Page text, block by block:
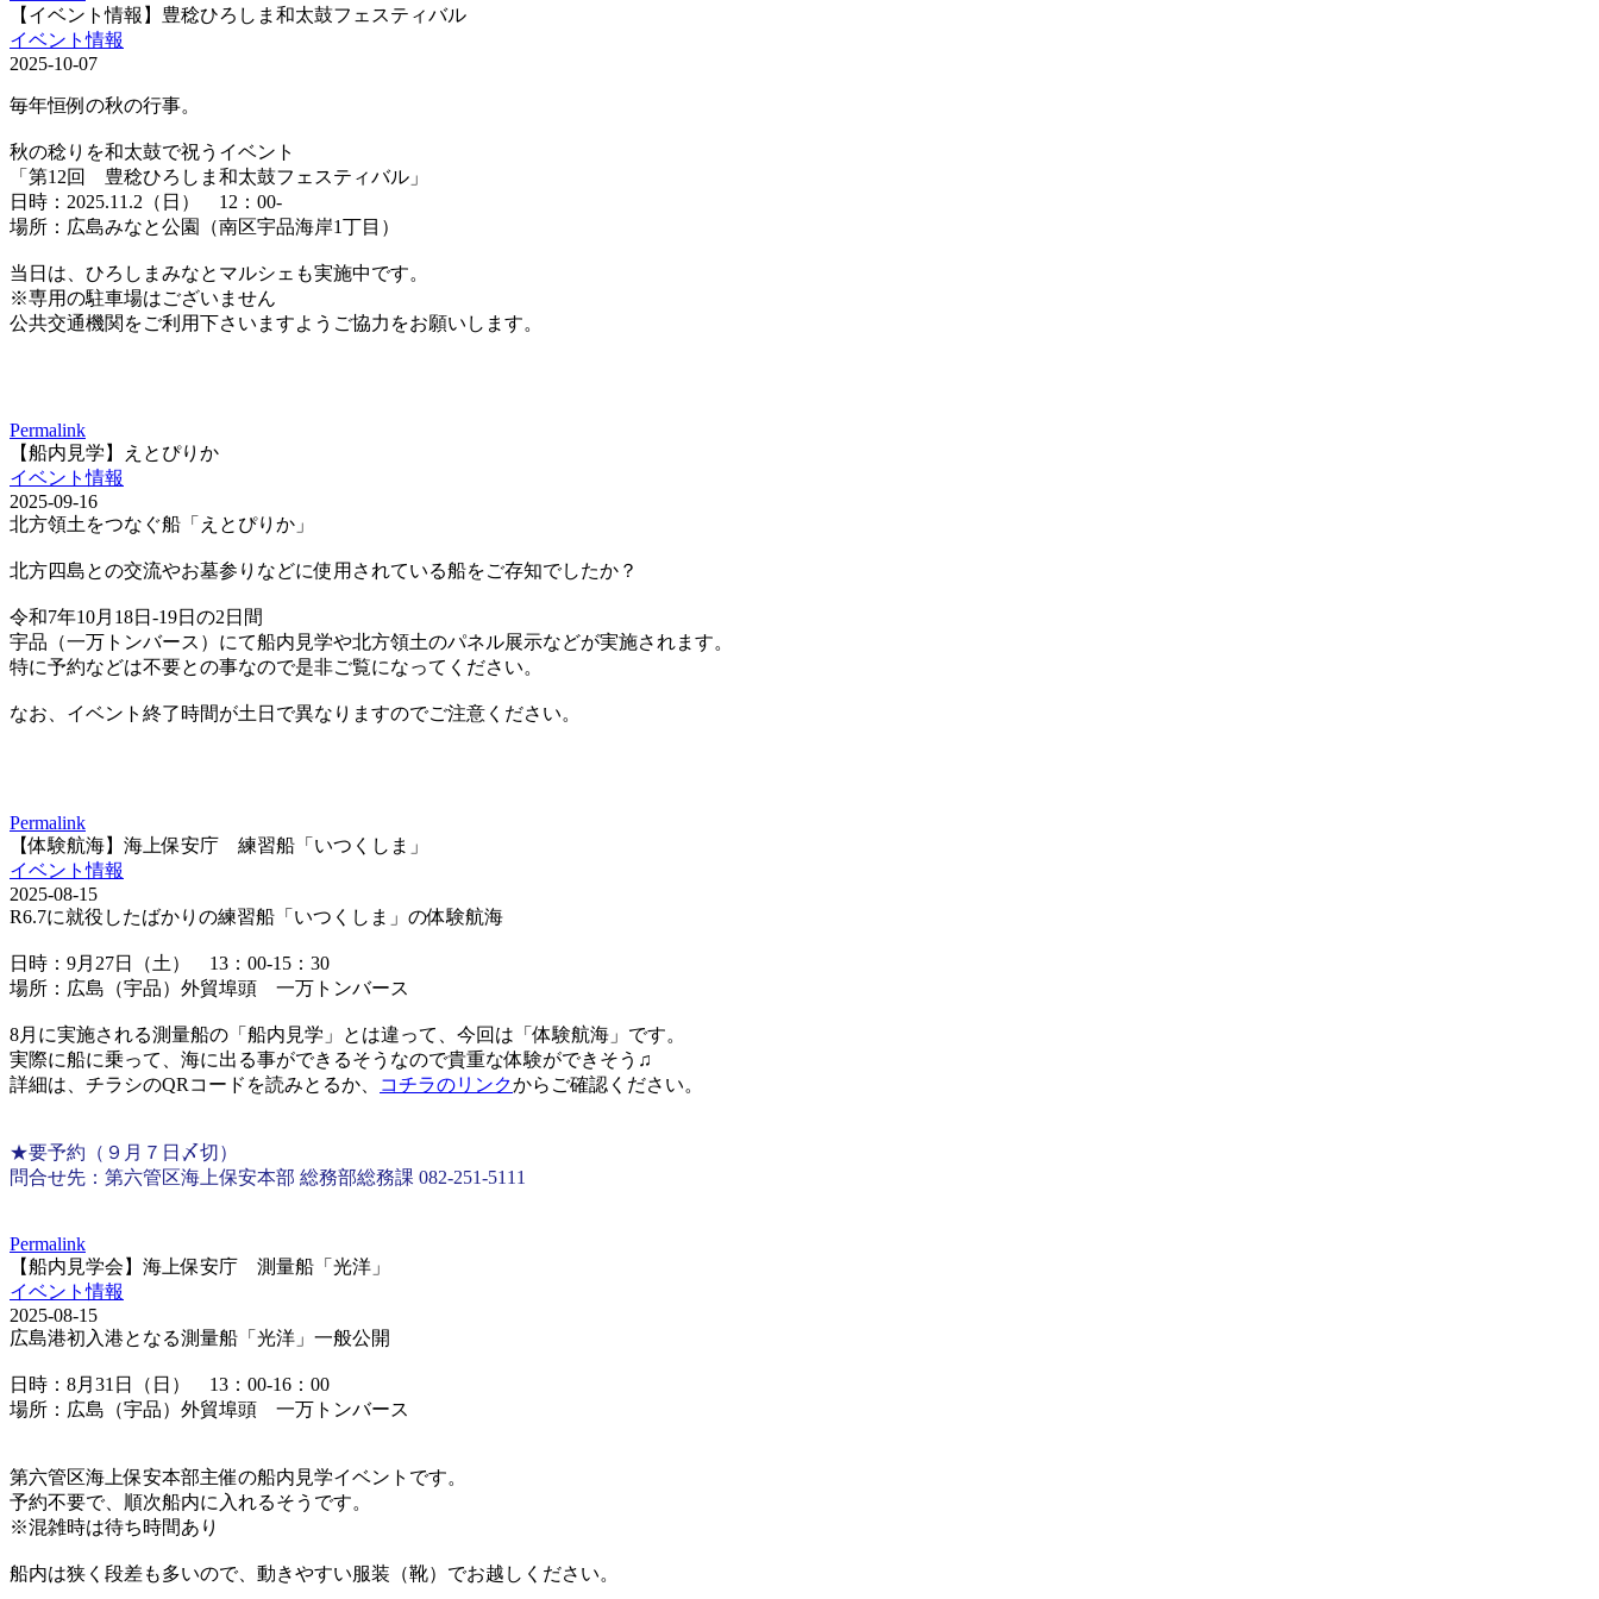
【イベント情報】豊稔ひろしま和太鼓フェスティバル
イベント情報
2025-10-07
毎年恒例の秋の行事。
秋の稔りを和太鼓で祝うイベント
「第12回 豊稔ひろしま和太鼓フェスティバル」
日時：2025.11.2（日） 12：00-
場所：広島みなと公園（南区宇品海岸1丁目）
当日は、ひろしまみなとマルシェも実施中です。
※専用の駐車場はございません
公共交通機関をご利用下さいますようご協力をお願いします。
Permalink
【船内見学】えとぴりか
イベント情報
2025-09-16
北方領土をつなぐ船「えとぴりか」
北方四島との交流やお墓参りなどに使用されている船をご存知でしたか？
令和7年10月18日-19日の2日間
宇品（一万トンバース）にて船内見学や北方領土のパネル展示などが実施されます。
特に予約などは不要との事なので是非ご覧になってください。
なお、イベント終了時間が土日で異なりますのでご注意ください。
Permalink
【体験航海】海上保安庁 練習船「いつくしま」
イベント情報
2025-08-15
R6.7に就役したばかりの練習船「いつくしま」の体験航海
日時：9月27日（土） 13：00-15：30
場所：広島（宇品）外貿埠頭 一万トンバース
8月に実施される測量船の「船内見学」とは違って、今回は「体験航海」です。
実際に船に乗って、海に出る事ができるそうなので貴重な体験ができそう♫
詳細は、チラシのQRコードを読みとるか、
コチラのリンクからご確認ください。
★要予約（９月７日〆切）
問合せ先：第六管区海上保安本部 総務部総務課 082-251-5111
Permalink
【船内見学会】海上保安庁 測量船「光洋」
イベント情報
2025-08-15
広島港初入港となる測量船「光洋」一般公開
日時：8月31日（日） 13：00-16：00
場所：広島（宇品）外貿埠頭 一万トンバース
第六管区海上保安本部主催の船内見学イベントです。
予約不要で、順次船内に入れるそうです。
※混雑時は待ち時間あり
船内は狭く段差も多いので、動きやすい服装（靴）でお越しください。